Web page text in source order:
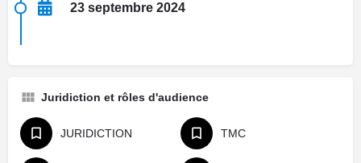
23 septembre 2024
Juridiction et rôles d'audience
JURIDICTION TMC